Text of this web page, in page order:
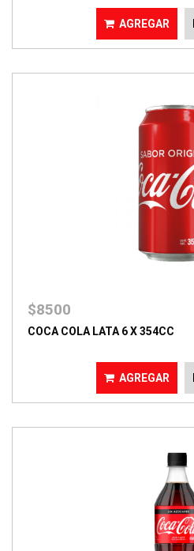
AGREGAR
$8500
COCA COLA LATA 6 X 354CC
AGREGAR